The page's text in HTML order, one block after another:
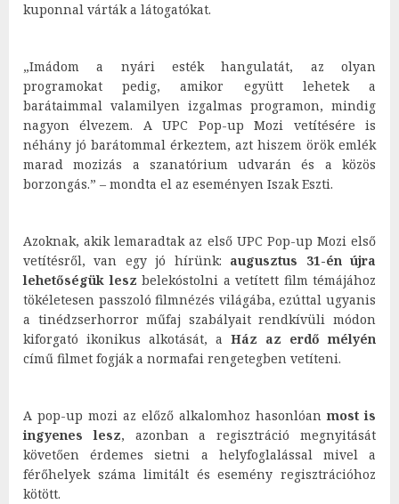
kuponnal várták a látogatókat.
„Imádom a nyári esték hangulatát, az olyan
programokat pedig, amikor együtt lehetek a
barátaimmal valamilyen izgalmas programon, mindig
nagyon élvezem. A UPC Pop-up Mozi vetítésére is
néhány jó barátommal érkeztem, azt hiszem örök emlék
marad mozizás a szanatórium udvarán és a közös
borzongás.” – mondta el az eseményen Iszak Eszti.
Azoknak, akik lemaradtak az első UPC Pop-up Mozi első
vetítésről, van egy jó hírünk: augusztus 31-én újra
lehetőségük lesz belekóstolni a vetített film témájához
tökéletesen passzoló filmnézés világába, ezúttal ugyanis
a tinédzserhorror műfaj szabályait rendkívüli módon
kiforgató ikonikus alkotását, a Ház az erdő mélyén
című filmet fogják a normafai rengetegben vetíteni.
A pop-up mozi az előző alkalomhoz hasonlóan most is
ingyenes lesz, azonban a regisztráció megnyitását
követően érdemes sietni a helyfoglalással mivel a
férőhelyek száma limitált és esemény regisztrációhoz
kötött.